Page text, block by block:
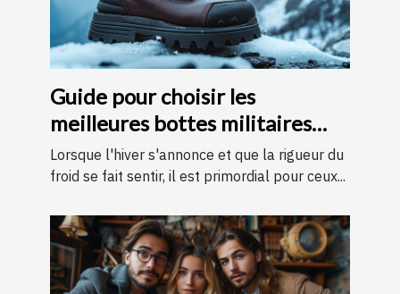
Guide pour choisir les
meilleures bottes militaires
pour l'hiver
Lorsque l'hiver s'annonce et que la rigueur du
froid se fait sentir, il est primordial pour ceux...